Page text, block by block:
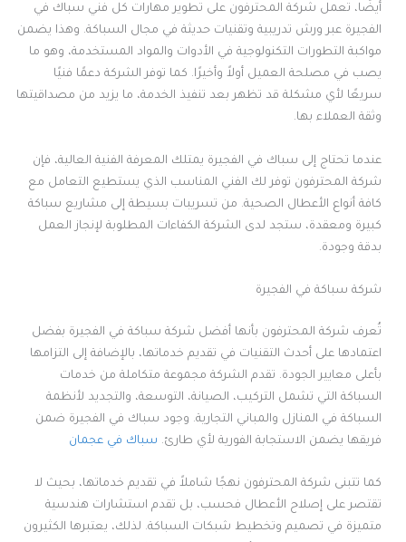
أيضًا، تعمل شركة المحترفون على تطوير مهارات كل فني سباك في
الفجيرة عبر ورش تدريبية وتقنيات حديثة في مجال السباكة. وهذا يضمن
مواكبة التطورات التكنولوجية في الأدوات والمواد المستخدمة، وهو ما
يصب في مصلحة العميل أولاً وأخيرًا. كما توفر الشركة دعمًا فنيًا
سريعًا لأي مشكلة قد تظهر بعد تنفيذ الخدمة، ما يزيد من مصداقيتها
وثقة العملاء بها.
عندما تحتاج إلى سباك في الفجيرة يمتلك المعرفة الفنية العالية، فإن
شركة المحترفون توفر لك الفني المناسب الذي يستطيع التعامل مع
كافة أنواع الأعطال الصحية. من تسريبات بسيطة إلى مشاريع سباكة
كبيرة ومعقدة، ستجد لدى الشركة الكفاءات المطلوبة لإنجاز العمل
بدقة وجودة.
شركة سباكة في الفجيرة
تُعرف شركة المحترفون بأنها أفضل شركة سباكة في الفجيرة بفضل
اعتمادها على أحدث التقنيات في تقديم خدماتها، بالإضافة إلى التزامها
بأعلى معايير الجودة. تقدم الشركة مجموعة متكاملة من خدمات
السباكة التي تشمل التركيب، الصيانة، التوسعة، والتجديد لأنظمة
السباكة في المنازل والمباني التجارية. وجود سباك في الفجيرة ضمن
فريقها يضمن الاستجابة الفورية لأي طارئ. سباك في عجمان
كما تتبنى شركة المحترفون نهجًا شاملاً في تقديم خدماتها، بحيث لا
تقتصر على إصلاح الأعطال فحسب، بل تقدم استشارات هندسية
متميزة في تصميم وتخطيط شبكات السباكة. لذلك، يعتبرها الكثيرون